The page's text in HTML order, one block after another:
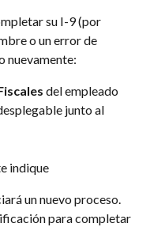
su I-9 (por
o un error de
nuevamente:
del empleado
junto al
indique
un nuevo proceso.
para completar